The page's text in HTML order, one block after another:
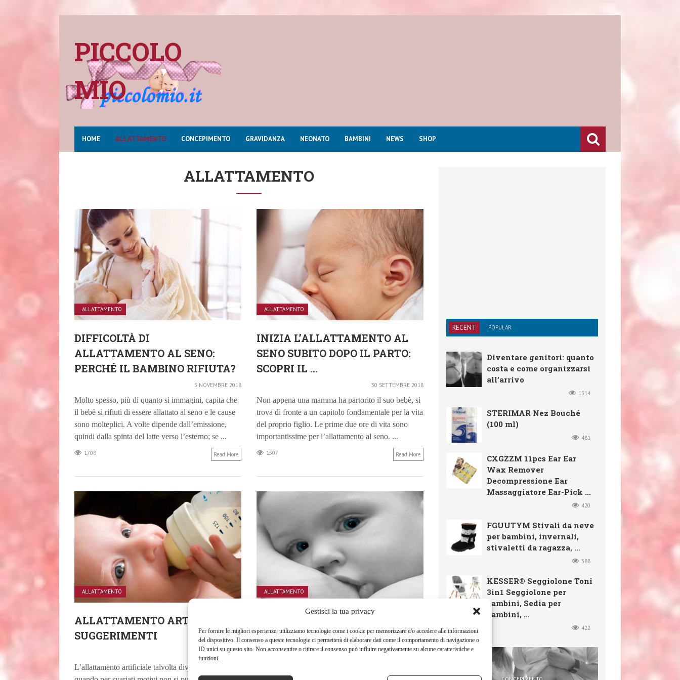
Gestisci la tua privacy
Per fornire le migliori esperienze, utilizziamo tecnologie come i cookie per memorizzare e/o accedere alle informazioni
del dispositivo. Il consenso a queste tecnologie ci permetterà di elaborare dati come il comportamento di navigazione o
ID unici su questo sito. Non acconsentire o ritirare il consenso può influire negativamente su alcune caratteristiche e
funzioni.
PICCOLO
MIO
HOME ALLATTAMENTO CONCEPIMENTO GRAVIDANZA NEONATO BAMBINI NEWS SHOP
ALLATTAMENTO
ALLATTAMENTO
DIFFICOLTÀ DI
ALLATTAMENTO AL SENO:
PERCHÉ IL BAMBINO RIFIUTA?
5 NOVEMBRE 2018
Molto spesso, più di quanto si immagini, capita che
il bebè si rifiuti di essere allattato al seno e le cause
sono molteplici. A volte dipende dall’emissione,
quindi dalla spinta del latte verso l’esterno; se ...
1708 Read More
ALLATTAMENTO
INIZIA L’ALLATTAMENTO AL
SENO SUBITO DOPO IL PARTO:
SCOPRI IL ...
30 SETTEMBRE 2018
Non appena una mamma ha partorito il suo bebè, si
trova di fronte a un capitolo fondamentale per la vita
del proprio figlio. Le prime due ore di vita sono
importantissime per l’allattamento al seno. ...
1507 Read More
ALLATTAMENTO
ALLATTAMENTO ARTIFICIALE:
SUGGERIMENTI
24 OTTOBRE 2016
L’allattamento artificiale talvolta diventa necessario
ALLATTAMENTO
CONSIGLI PRATICI E
SUGGERIMENTI
RECENT POPULAR
Diventare genitori: quanto
costa e come organizzarsi
all’arrivo
1514
STERIMAR Nez Bouché
(100 ml)
481
CXGZZM 11pcs Ear Ear
Wax Remover
Decompressione Ear
Massaggiatore Ear-Pick ...
420
FGUUTYM Stivali da neve
per bambini, invernali,
stivaletti da ragazza, ...
388
KESSER® Seggiolone Toni
3in1 Seggiolone per
bambini, Sedia per
bambini, ...
422